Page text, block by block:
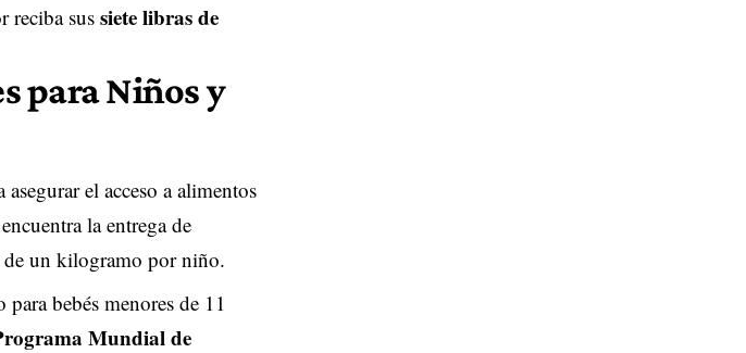
reciba sus siete libras de
para Niños y
el acceso a alimentos
la entrega de
de un kilogramo por niño.
para bebés menores de 11
Mundial de